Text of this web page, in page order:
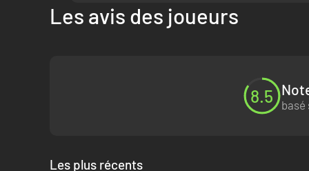
Les avis des joueurs
8.5 basé
Les plus récents